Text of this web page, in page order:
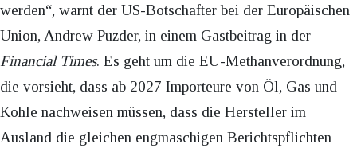
werden“, warnt der US-Botschafter bei der Europäischen
Union, Andrew Puzder, in einem Gastbeitrag in der
Financial Times. Es geht um die EU-Methanverordnung,
die vorsieht, dass ab 2027 Importeure von Öl, Gas und
Kohle nachweisen müssen, dass die Hersteller im
Ausland die gleichen engmaschigen Berichtspflichten